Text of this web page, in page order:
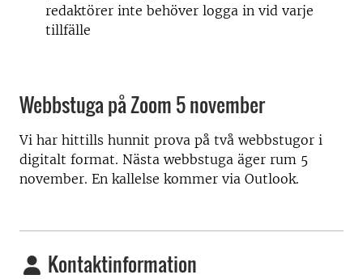
redaktörer inte behöver logga in vid varje
tillfälle
Webbstuga på Zoom 5 november
Vi har hittills hunnit prova på två webbstugor i
digitalt format. Nästa webbstuga äger rum 5
november. En kallelse kommer via Outlook.
Kontaktinformation